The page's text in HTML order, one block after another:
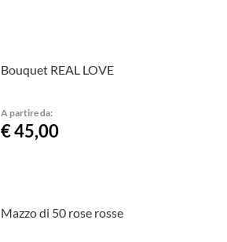
Bouquet REAL LOVE
A partire da:
€ 45,00
Mazzo di 50 rose rosse